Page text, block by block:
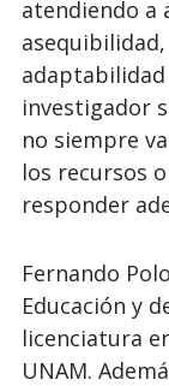
atendiendo a
investigador
no siempre
los recursos
responder
Fernando
Educación y
licenciatura
UNAM.